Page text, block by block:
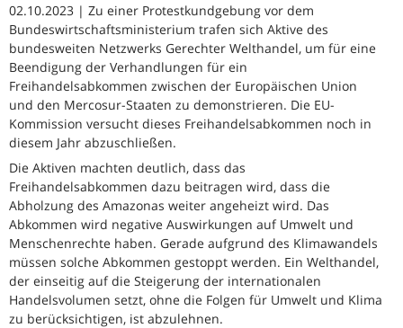
02.10.2023 | Zu einer Protestkundgebung vor dem
Bundeswirtschaftsministerium trafen sich Aktive des
bundesweiten Netzwerks Gerechter Welthandel, um für eine
Beendigung der Verhandlungen für ein
Freihandelsabkommen zwischen der Europäischen Union
und den Mercosur-Staaten zu demonstrieren. Die EU-
Kommission versucht dieses Freihandelsabkommen noch in
diesem Jahr abzuschließen.
Die Aktiven machten deutlich, dass das
Freihandelsabkommen dazu beitragen wird, dass die
Abholzung des Amazonas weiter angeheizt wird. Das
Abkommen wird negative Auswirkungen auf Umwelt und
Menschenrechte haben. Gerade aufgrund des Klimawandels
müssen solche Abkommen gestoppt werden. Ein Welthandel,
der einseitig auf die Steigerung der internationalen
Handelsvolumen setzt, ohne die Folgen für Umwelt und Klima
zu berücksichtigen, ist abzulehnen.